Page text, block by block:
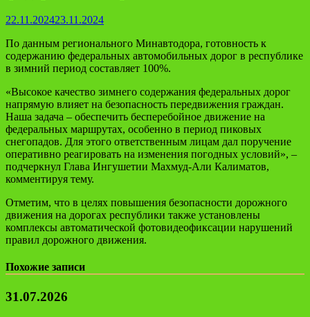
22.11.202423.11.2024
По данным регионального Минавтодора, готовность к
содержанию федеральных автомобильных дорог в республике
в зимний период составляет 100%.
«Высокое качество зимнего содержания федеральных дорог
напрямую влияет на безопасность передвижения граждан.
Наша задача – обеспечить бесперебойное движение на
федеральных маршрутах, особенно в период пиковых
снегопадов. Для этого ответственным лицам дал поручение
оперативно реагировать на изменения погодных условий», –
подчеркнул Глава Ингушетии Махмуд-Али Калиматов,
комментируя тему.
Отметим, что в целях повышения безопасности дорожного
движения на дорогах республики также установлены
комплексы автоматической фотовидеофиксации нарушений
правил дорожного движения.
Похожие записи
31.07.2026